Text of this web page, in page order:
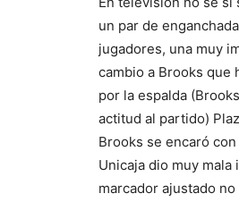
un par de
jugadores, una muy
cambio a Brooks que
por la espalda
actitud al partido)
Brooks se encaró con
Unicaja dio muy mala
marcador ajustado